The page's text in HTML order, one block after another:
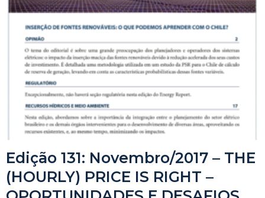
Edição 131: Novembro/2017 – THE
(HOURLY) PRICE IS RIGHT –